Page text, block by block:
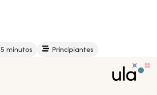
minutos Principiantes